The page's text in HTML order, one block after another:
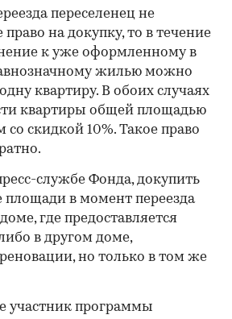
переселенец не
право на докупку, то в течение
к уже оформленному в
жилью можно
квартиру. В обоих случаях
квартиры общей площадью
со скидкой 10%. Такое право
службе Фонда, докупить
в момент переезда
где предоставляется
в другом доме,
но только в том же
участник программы